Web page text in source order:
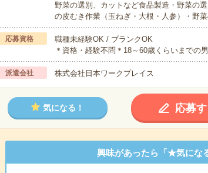
野菜の選別、カットなど食品製造・野菜の
の皮むき作業（玉ねぎ・大根・人参）・野
応募資格
職種未経験OK / ブランクOK
＊資格・経験不問＊18～60歳くらいまでの
派遣会社 株式会社日本ワークプレイス
気になる！ 応募
興味があったら「★気にな